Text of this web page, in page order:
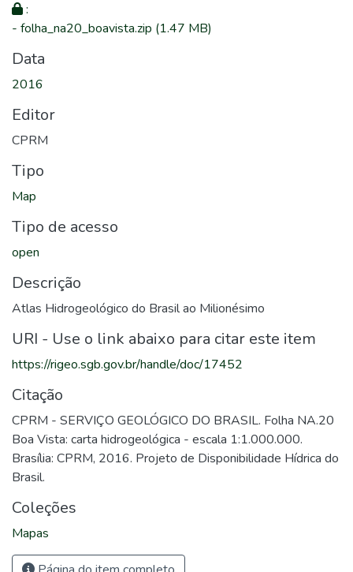
:
- folha_na20_boavista.zip (1.47 MB)
Data
2016
Editor
CPRM
Tipo
Map
Tipo de acesso
open
Descrição
Atlas Hidrogeológico do Brasil ao Milionésimo
URI - Use o link abaixo para citar este item
https://rigeo.sgb.gov.br/handle/doc/17452
Citação
CPRM - SERVIÇO GEOLÓGICO DO BRASIL. Folha NA.20
Boa Vista: carta hidrogeológica - escala 1:1.000.000.
Brasília: CPRM, 2016. Projeto de Disponibilidade Hídrica do
Brasil.
Coleções
Mapas